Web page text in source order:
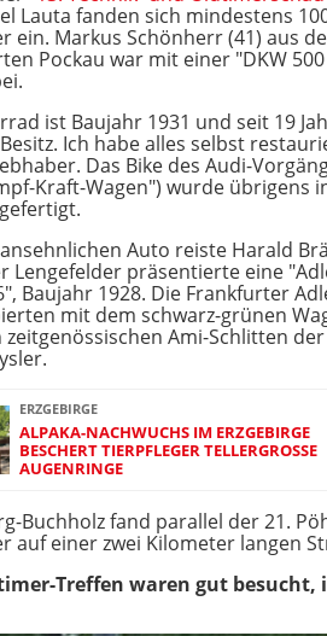
Lauta fanden sich mindestens
ein. Markus Schönherr (41) aus
Pockau war mit einer "DKW 500
ist Baujahr 1931 und seit 19
Ich habe alles selbst
Das Bike des Audi-
Kraft-Wagen") wurde übrigens
Auto reiste Harald
Lengefelder präsentierte eine
Baujahr 1928. Die Frankfurter
mit dem schwarz-grünen
zeitgenössischen Ami-Schlitten der
ERZGEBIRGE
ALPAKA-NACHWUCHS IM ERZGEBIRGE
BESCHERT TIERPFLEGER TELLERGROSSE A
UGENRINGE
Buchholz fand parallel der 21.
auf einer zwei Kilometer langen
Treffen waren gut